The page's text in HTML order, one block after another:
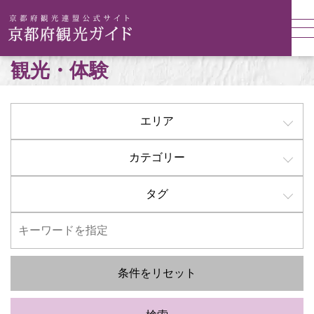
観光・体験
エリア
カテゴリー
タグ
条件をリセット